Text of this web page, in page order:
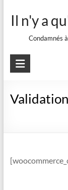
Il n'y a
Condamnés